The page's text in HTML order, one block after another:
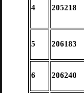
4 205218
5 206183
6 206240